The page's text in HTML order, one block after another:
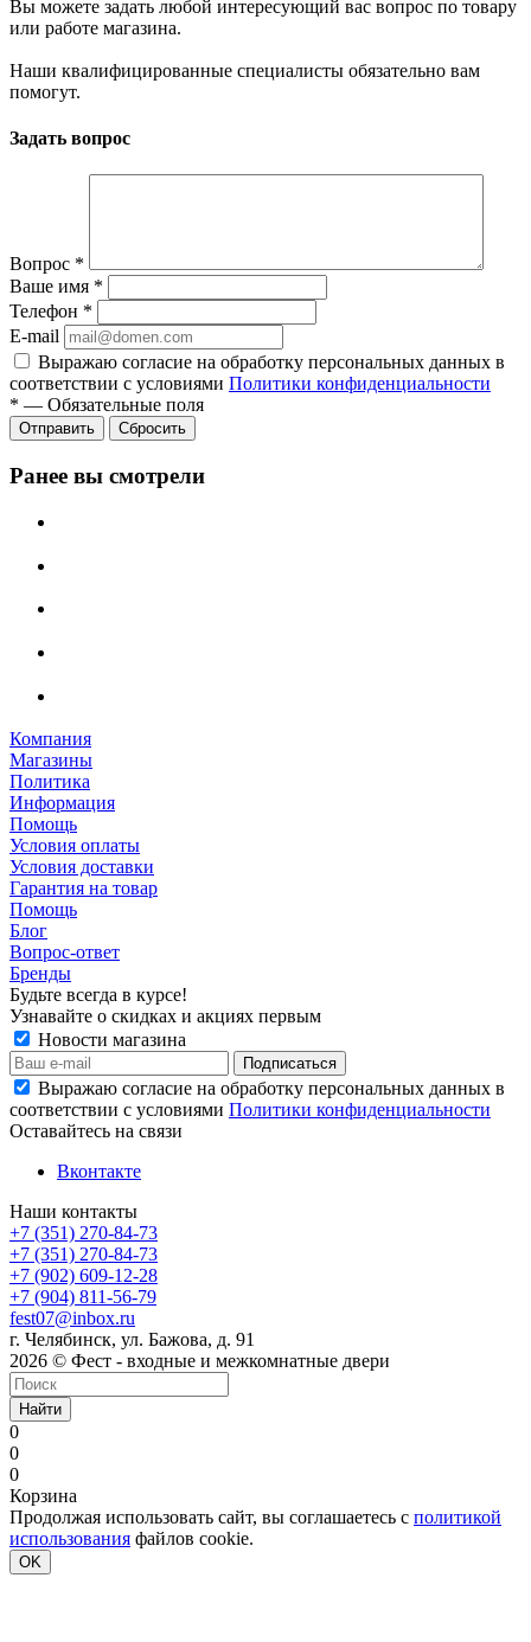
Вы можете задать любой интересующий вас вопрос по товару
или работе магазина.
Наши квалифицированные специалисты обязательно вам
помогут.
Задать вопрос
Вопрос *
Ваше имя *
Телефон *
E-mail
Выражаю согласие на обработку персональных данных в
соответствии с условиями Политики конфиденциальности
* — Обязательные поля
Отправить Сбросить
Ранее вы смотрели
Компания
Магазины
Политика
Информация
Помощь
Условия оплаты
Условия доставки
Гарантия на товар
Помощь
Блог
Вопрос-ответ
Бренды
Будьте всегда в курсе!
Узнавайте о скидках и акциях первым
Новости магазина
Выражаю согласие на обработку персональных данных в
соответствии с условиями Политики конфиденциальности
Оставайтесь на связи
Вконтакте
Наши контакты
+7 (351) 270-84-73
+7 (351) 270-84-73
+7 (902) 609-12-28
+7 (904) 811-56-79
fest07@inbox.ru
г. Челябинск, ул. Бажова, д. 91
2026 © Фест - входные и межкомнатные двери
Найти
0
0
0
Корзина
Продолжая использовать сайт, вы соглашаетесь с политикой
использования файлов cookie.
OK